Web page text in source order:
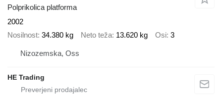
Polprikolica platforma
2002
Nosilnost 34.380 kg Neto teža 13.620 kg Osi 3
Nizozemska, Oss
HE Trading